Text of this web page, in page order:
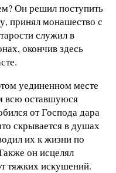
Он решил поступить
принял монашество с
служил в
окончив здесь
уединенном месте
всю оставшуюся
от Господа дара
скрывается в душах
их к жизни по
он исцелял
тяжких искушений.